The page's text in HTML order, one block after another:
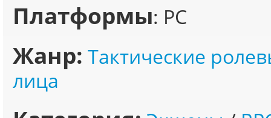
Платформы: PC
Жанр: Тактические
лица